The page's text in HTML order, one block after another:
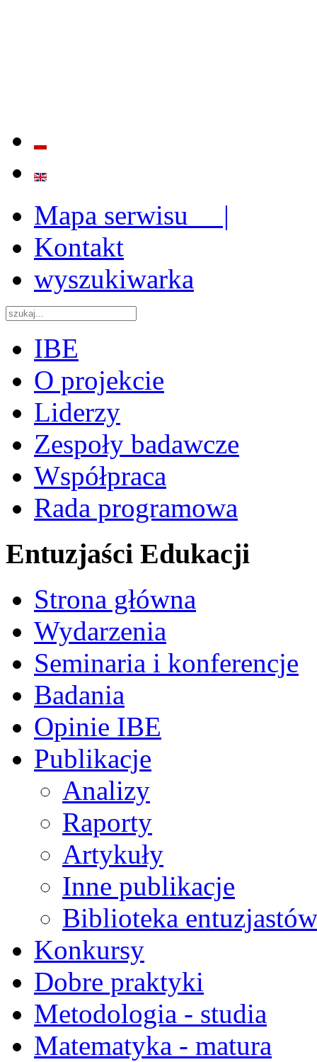
Mapa serwisu |
Kontakt
wyszukiwarka
IBE
O projekcie
Liderzy
Zespoły badawcze
Współpraca
Rada programowa
Entuzjaści Edukacji
Strona główna
Wydarzenia
Seminaria i konferencje
Badania
Opinie IBE
Publikacje
Analizy
Raporty
Artykuły
Inne publikacje
Biblioteka
Konkursy
Dobre praktyki
Metodologia - studia
Matematyka - matura